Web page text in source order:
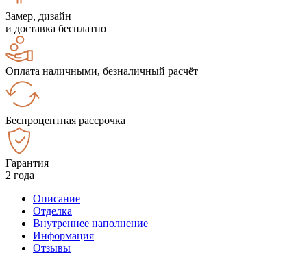
Замер, дизайн
и доставка бесплатно
Оплата наличными, безналичный расчёт
Беспроцентная рассрочка
Гарантия
2 года
Описание
Отделка
Внутреннее наполнение
Информация
Отзывы